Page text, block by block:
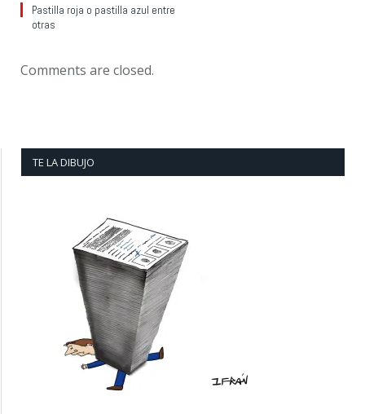
Pastilla roja o pastilla azul entre
otras
Comments are closed.
TE LA DIBUJO